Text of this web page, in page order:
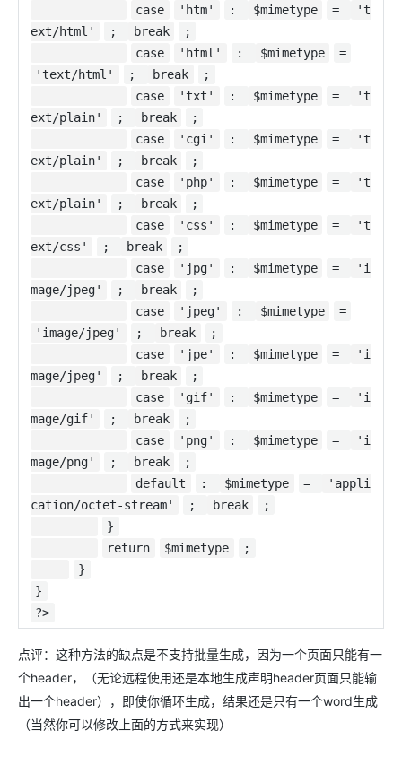
case 'htm' : $mimetype =
't
ext/html'
; break
;
case
'html' : $mimetype
=
'text/html'
; break
;
case
'txt' : $mimetype =
't
ext/plain'
; break
;
case
'cgi' : $mimetype =
't
ext/plain'
; break
;
case
'php' : $mimetype =
't
ext/plain'
; break
;
case
'css' : $mimetype =
't
ext/css'
; break
;
case
'jpg' : $mimetype =
'i
mage/jpeg'
; break
;
case
'jpeg' : $mimetype
=
'image/jpeg'
; break
;
case
'jpe' : $mimetype =
'i
mage/jpeg'
; break
;
case
'gif' : $mimetype =
'i
mage/gif'
; break
;
case
'png' : $mimetype =
'i
mage/png'
; break
;
default
: $mimetype =
'appli
cation/octet-stream'
; break
;
}
return
$mimetype
;
}
}
?>
点评：这种方法的缺点是不支持批量生成，因为一个页面只能有一
个header，（无论远程使用还是本地生成声明header页面只能输
出一个header），即使你循环生成，结果还是只有一个word生成
（当然你可以修改上面的方式来实现）